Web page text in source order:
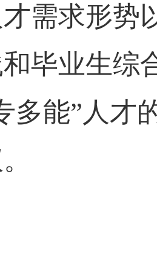
需求形势
毕业生综
多能”人才